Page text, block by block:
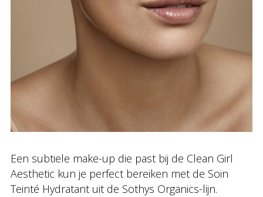
Een subtiele make-up die past bij de Clean Girl
Aesthetic kun je perfect bereiken met de Soin
Teinté Hydratant uit de Sothys Organics-lijn.